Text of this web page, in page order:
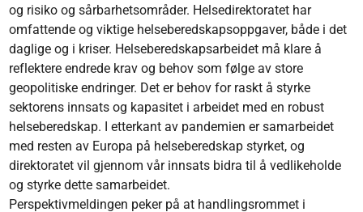
og risiko og sårbarhetsområder. Helsedirektoratet har
omfattende og viktige helseberedskapsoppgaver, både i det
daglige og i kriser. Helseberedskapsarbeidet må klare å
reflektere endrede krav og behov som følge av store
geopolitiske endringer. Det er behov for raskt å styrke
sektorens innsats og kapasitet i arbeidet med en robust
helseberedskap. I etterkant av pandemien er samarbeidet
med resten av Europa på helseberedskap styrket, og
direktoratet vil gjennom vår innsats bidra til å vedlikeholde
og styrke dette samarbeidet.
Perspektivmeldingen peker på at handlingsrommet i